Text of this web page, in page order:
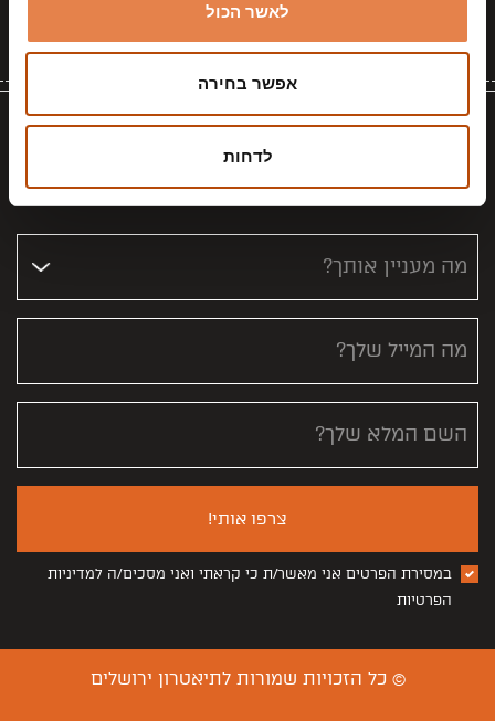
לאשר הכול
אפשר בחירה
לדחות
הצטרפו לרשימת התפוצה
מבטיחים שזה יהיה קצר ולעניין!
מה מעניין אותך?
מה המייל שלך?
השם המלא שלך?
צרפו אותי!
במסירת הפרטים אני מאשר/ת כי קראתי ואני מסכים/ה למדיניות
הפרטיות
© כל הזכויות שמורות לתיאטרון ירושלים